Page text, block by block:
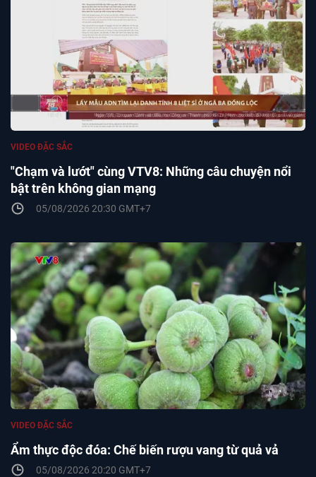
"Chạm và lướt" cùng VTV8: Những câu chuyện nổi
bật trên không gian mạng
VIDEO ĐẶC SẮC
05/08/2026 20:30 GMT+7
Ẩm thực độc đóa: Chế biến rượu vang từ quả vả
VIDEO ĐẶC SẮC
05/08/2026 20:20 GMT+7